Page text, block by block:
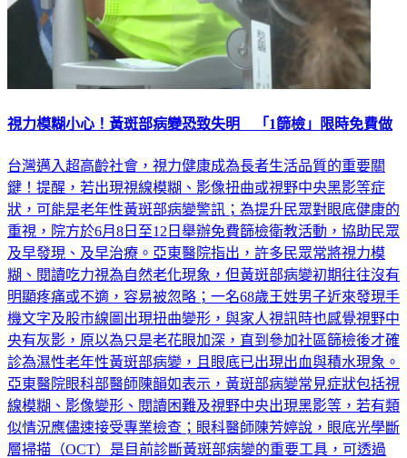
台灣邁入超高齡社會，視力健康成為長者生活品質的重要關
鍵！提醒，若出現視線模糊、影像扭曲或視野中央黑影等症
狀，可能是老年性黃斑部病變警訊；為提升民眾對眼底健康的
重視，院方於6月8日至12日舉辦免費篩檢衛教活動，協助民眾
及早發現、及早治療。亞東醫院指出，許多民眾常將視力模
糊、閱讀吃力視為自然老化現象，但黃斑部病變初期往往沒有
明顯疼痛或不適，容易被忽略；一名68歲王姓男子近來發現手
機文字及股市線圖出現扭曲變形，與家人視訊時也感覺視野中
央有灰影，原以為只是老花眼加深，直到參加社區篩檢後才確
診為濕性老年性黃斑部病變，且眼底已出現出血與積水現象。
亞東醫院眼科部醫師陳韻如表示，黃斑部病變常見症狀包括視
線模糊、影像變形、閱讀困難及視野中央出現黑影等，若有類
似情況應儘速接受專業檢查；眼科醫師陳芳婷說，眼底光學斷